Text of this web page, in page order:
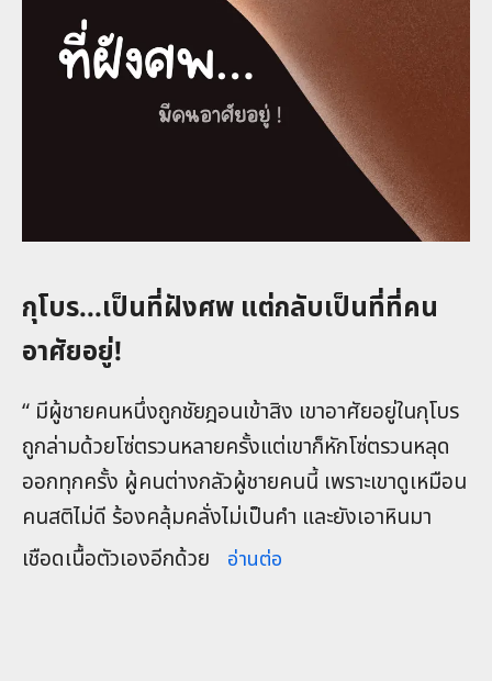
กุโบร...เป็นที่ฝังศพ แต่กลับเป็นที่ที่คน
อาศัยอยู่!
“ มีผู้ชายคนหนึ่งถูกชัยฎอนเข้าสิง เขาอาศัยอยู่ในกุโบร
ถูกล่ามด้วยโซ่ตรวนหลายครั้งแต่เขาก็หักโซ่ตรวนหลุด
ออกทุกครั้ง ผู้คนต่างกลัวผู้ชายคนนี้ เพราะเขาดูเหมือน
คนสติไม่ดี ร้องคลุ้มคลั่งไม่เป็นคำ และยังเอาหินมา
เชือดเนื้อตัวเองอีกด้วย
อ่านต่อ